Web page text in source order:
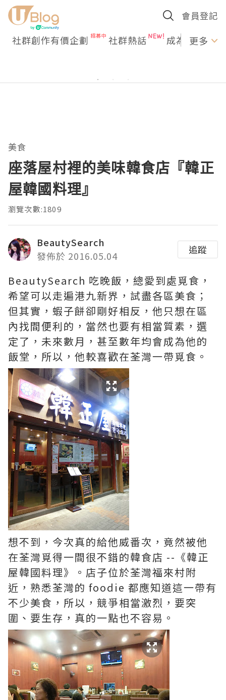
會員登記
社群創作有價企劃 社群熱話 成為U更多
美食
座落屋村裡的美味韓食店『韓正
屋韓國料理』
瀏覽次數:1809
BeautySearch
發佈於 2016.05.04
追蹤
BeautySearch 吃晚飯，總愛到處覓食，
希望可以走遍港九新界，試盡各區美食；
但其實，蝦子餅卻剛好相反，他只想在區
內找間便利的，當然也要有相當質素，選
定了，未來數月，甚至數年均會成為他的
飯堂，所以，他較喜歡在荃灣一帶覓食。
想不到，今次真的給他威番次，竟然被他
在荃灣覓得一間很不錯的韓食店 --《韓正
屋韓國料理》。店子位於荃灣福來村附
近，熟悉荃灣的 foodie 都應知道這一帶有
不少美食，所以，競爭相當激烈，要突
圍、要生存，真的一點也不容易。